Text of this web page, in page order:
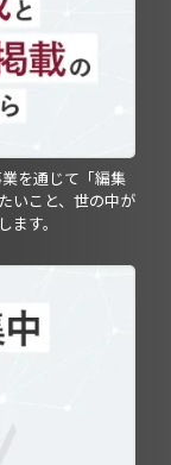
を通じて「編集
いこと、世の中が
す。